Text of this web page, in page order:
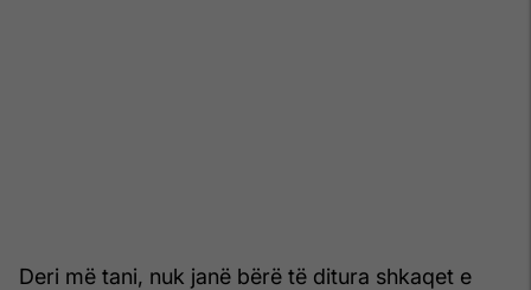
Deri më tani, nuk janë bërë të ditura shkaqet e